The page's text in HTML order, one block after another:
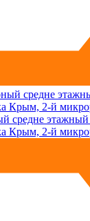
средне
Крым, 2-й